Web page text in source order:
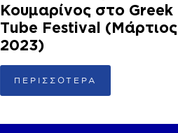
Κουμαρίνος στο Greek
Tube Festival (Μάρτιος
2023)
ΠΕΡΙΣΣΟΤΕΡΑ